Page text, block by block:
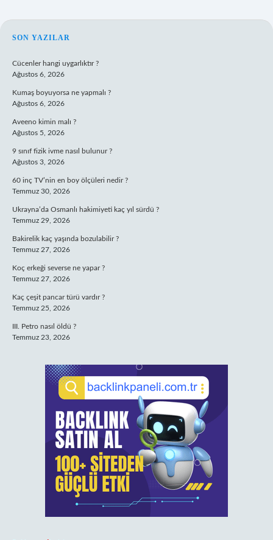
SIDEBAR
SON YAZILAR
Cücenler hangi uygarlıktır ?
Ağustos 6, 2026
Kumaş boyuyorsa ne yapmalı ?
Ağustos 6, 2026
Aveeno kimin malı ?
Ağustos 5, 2026
9 sınıf fizik ivme nasıl bulunur ?
Ağustos 3, 2026
60 inç TV’nin en boy ölçüleri nedir ?
Temmuz 30, 2026
Ukrayna’da Osmanlı hakimiyeti kaç yıl sürdü ?
Temmuz 29, 2026
Bakirelik kaç yaşında bozulabilir ?
Temmuz 27, 2026
Koç erkeği severse ne yapar ?
Temmuz 27, 2026
Kaç çeşit pancar türü vardır ?
Temmuz 25, 2026
III. Petro nasıl öldü ?
Temmuz 23, 2026